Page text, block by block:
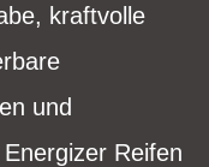
kraftvolle
und
Reifen